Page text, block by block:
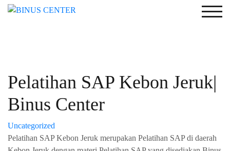
Pelatihan SAP Kebon Jeruk|
Binus Center
Uncategorized
Pelatihan SAP Kebon Jeruk merupakan Pelatihan SAP di daerah